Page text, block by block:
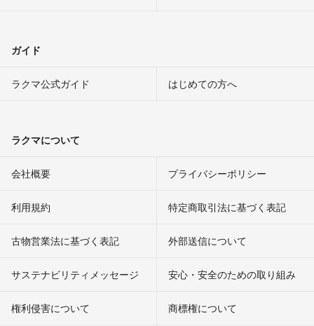
ガイド
ラクマ公式ガイド はじめての方へ
ラクマについて
会社概要 プライバシーポリシー
利用規約 特定商取引法に基づく表記
古物営業法に基づく表記 外部送信について
サステナビリティメッセージ 安心・安全のための取り組み
権利侵害について
商標権について